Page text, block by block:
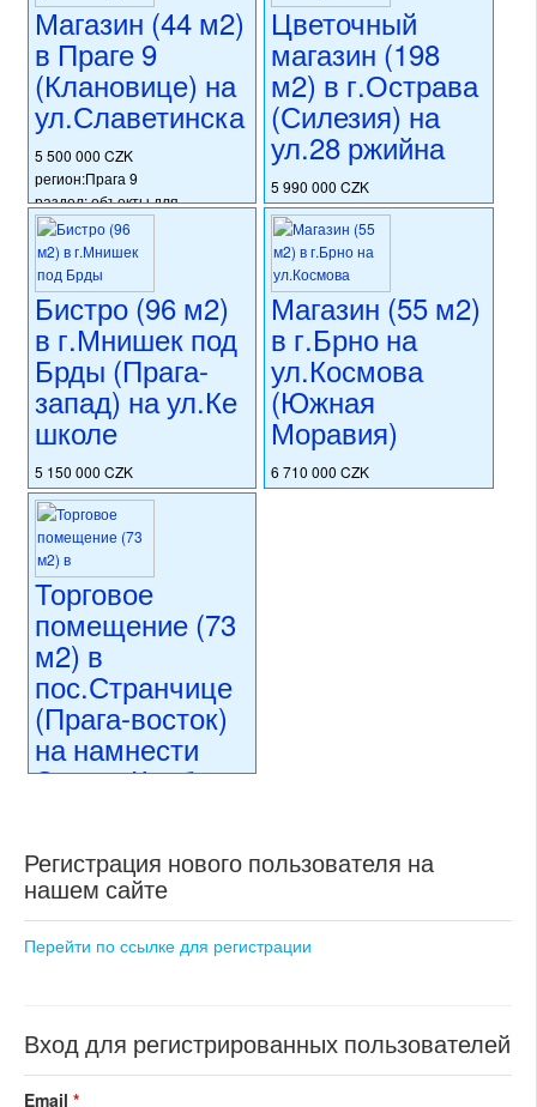
Магазин (44 м2)
в Праге 9
(Клановице) на
ул.Славетинска
5 500 000 CZK
регион:Прага 9
раздел: объекты для
коммерческого использования
состояние: новостройка
номер объекта:
Цветочный
магазин (198
м2) в г.Острава
(Силезия) на
ул.28 ржийна
5 990 000 CZK
регион:Силезия
раздел: объекты для
коммерческого использования
состояние: после
реконструкции
номер объекта: 20449
Бистро (96 м2)
в г.Мнишек под
Брды (Прага-
запад) на ул.Ке
школе
5 150 000 CZK
регион:область Праги
раздел: объекты для
коммерческого использования
состояние: новостройка
номер объекта:19489
Магазин (55 м2)
в г.Брно на
ул.Космова
(Южная
Моравия)
6 710 000 CZK
регион:Южная Моравия
Торговое
помещение (73
м2) в
пос.Странчице
(Прага-восток)
на намнести
Эмила Колбена
раздел: объекты для
коммерческого использования
Регистрация нового пользователя на
нашем сайте
Перейти по ссылке для регистрации
Вход для регистрированных пользователей
Email *